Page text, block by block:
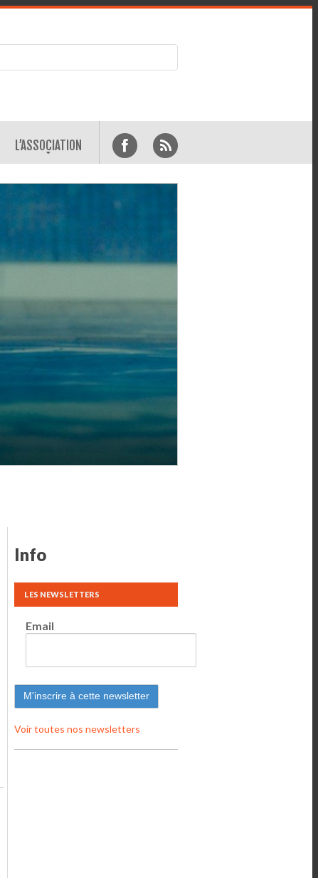
L’ASSOCIATION
Info
LES NEWSLETTERS
Email
Voir toutes nos newsletters